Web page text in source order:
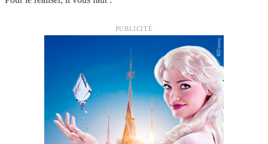
PUBLICITÉ